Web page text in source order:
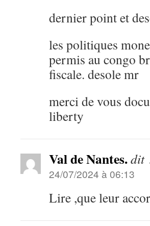
dernier point et
les politiques
permis au congo
fiscale. desole mr
merci de vous
liberty
Val de Nantes.dit
24/07/2024 à 06:13
Lire ,que leur